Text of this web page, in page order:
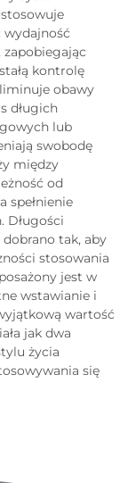
zapobiegając
kontrolę
obawy
długich
lub
swobodę
między
od
spełnienie
Długości
dobrano tak, aby
stosowania
jest w
wstawianie i
wartość
jak dwa
życia
się